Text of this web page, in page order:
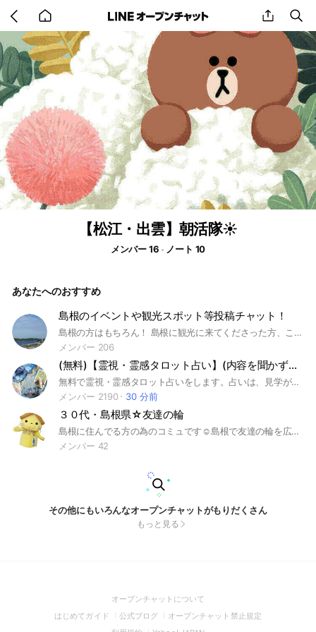
back
to
home
share
【松江・出雲】朝活隊☀️
メンバー 16 ノート 10
あなたへのおすすめ
島根のイベントや観光スポット等投稿チャット！
島根の方はもちろん！ 島根に観光に来てくださった方、これから行くよって方も 大歓迎～ 島根県のイベント情報・祭りや催し物等を投稿してください。 また、観光スポットや島根の今を写真と共に送信！チャットで気軽に話しちゃいましょう☺️ 県内の飲食店🍺🍴の投稿も どうぞ。例えば、「今日のご飯 この店に行きました！」「あの店に行きます！」「大社のスタバなぅ」など… 入室いただいた方 だんだん💕～出雲弁～
メンバー 206
(無料)【霊視・霊感タロット占い】(内容を聞かずに霊感・霊視で占います。)
無料で霊視・霊感タロット占いをします。占いは、見学ができます。その他、無料のZOOMイベントを多々開催しています。お楽しみください。 占い希望の方は、ノートに申し込みの方法や、占いの手順が書かれています。一番下には感想もありますので、併せてご覧ください。 霊感・霊視で、僕の守護霊からのメッセージを受け取ります。詳細をきかずに占いに入ります。 詳細を聞いてからでは、霊感でも占いでもありません。知識と経験からアドバイスをする「カウンセリング」です。 僕は、詳細を聞かない霊感でのタロット占いをします。霊的なことに関心のある方や、守護霊のことが気になるかたなども適していると思います。 霊視でお伝えするのは、問題の核心や、あなたの状況、他人の気持ちもわかることがあります。未来は1～2ヵ月くらい先まで読めます。あなたの守護霊からのメッセージを受け取ることもできます。 平日、休日ともに、23時ごろからの占い開始が多いです。トークは確認しますので、コメントはいれていただいてOKです。よろしくお願いします。
メンバー 2190
30 分前
３０代・島根県☆友達の輪
島根に住んでる方の為のコミュです☺島根で友達の輪を広げよう*☆*ﾟ･
メンバー 42
その他にもいろんなオープンチャットがもりだくさん
もっと見る
オープンチャットについて
in
はじめてガイド
(Open
in
公式ブログ
(Open
in
オープンチャット禁止規定(Open